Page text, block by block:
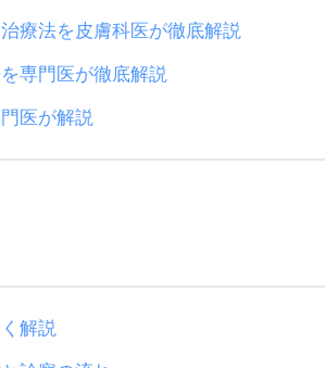
療法を皮膚科医が徹底解説
専門医が徹底解説
医が解説
解説